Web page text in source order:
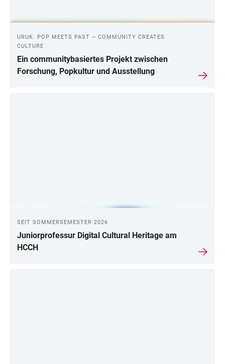
URUK. POP MEETS PAST – COMMUNITY CREATES
CULTURE
Ein communitybasiertes Projekt zwischen
Forschung, Popkultur und Ausstellung
SEIT SOMMERSEMESTER 2026
Juniorprofessur Digital Cultural Heritage am
HCCH